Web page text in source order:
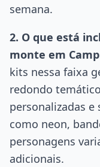
semana.
2. O que está
monte em
kits nessa faixa
redondo
personalizadas
como neon,
personagens
adicionais.